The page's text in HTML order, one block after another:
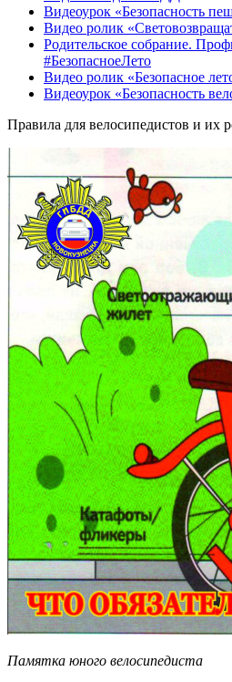
Видеоурок «Безопасность
Видео ролик
Родительское собрание.
#БезопасноеЛето
Видео ролик «Безопасное
Видеоурок «Безопасность
Правила для велосипедистов и их
Памятка юного велосипедиста